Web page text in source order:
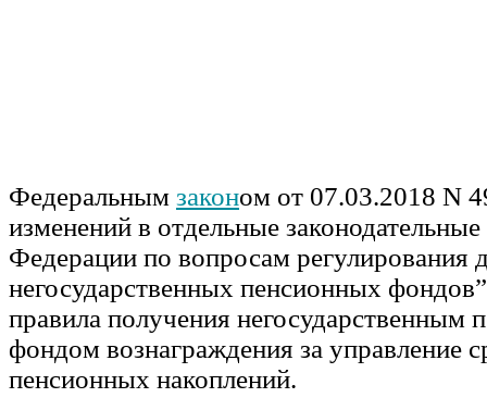
Федеральным законом от 07.03.2018 N
изменений в отдельные
Федерации по вопросам регулирования
негосударственных пенсионных
правила получения негосударственным
фондом вознаграждения за управление
пенсионных накоплений.